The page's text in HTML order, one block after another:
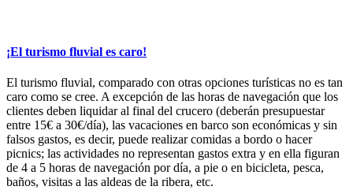
¡El turismo fluvial es caro!
El turismo fluvial, comparado con otras opciones turísticas no es tan
caro como se cree. A excepción de las horas de navegación que los
clientes deben liquidar al final del crucero (deberán presupuestar
entre 15€ a 30€/día), las vacaciones en barco son económicas y sin
falsos gastos, es decir, puede realizar comidas a bordo o hacer
picnics; las actividades no representan gastos extra y en ella figuran
de 4 a 5 horas de navegación por día, a pie o en bicicleta, pesca,
baños, visitas a las aldeas de la ribera, etc.